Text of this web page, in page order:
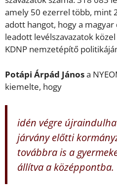
amely 50 ezerrel több, mint
adott hangot, hogy a magyar
leadott levélszavazatok
KDNP nemzetépítő
Potápi Árpád Jánosa
kiemelte, hogy
idén végre
járvány előtti
továbbra is a
állítva a középpontba.